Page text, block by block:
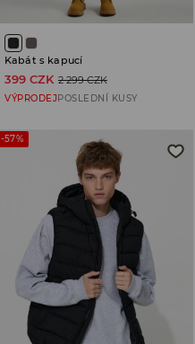
Kabát s kapucí
399 CZK 2 299 CZK
VÝPRODEJ POSLEDNÍ KUSY
-57%